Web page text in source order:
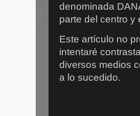
denominada
parte del centro
Este artículo no
intentaré
diversos medios
a lo sucedido.